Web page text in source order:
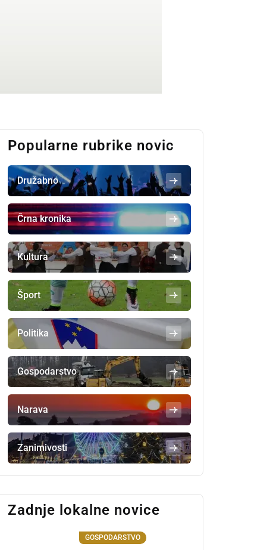
Popularne rubrike novic
Družabno
Črna kronika
Kultura
Šport
Politika
Gospodarstvo
Narava
Zanimivosti
Zadnje lokalne novice
GOSPODARSTVO